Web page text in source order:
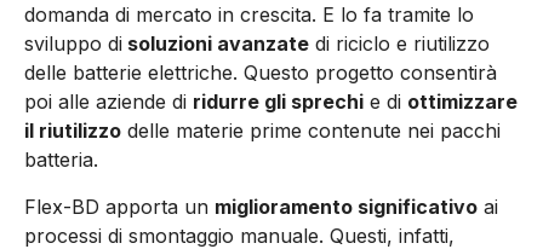
domanda di mercato in crescita. E lo fa tramite lo
sviluppo di soluzioni avanzate di riciclo e riutilizzo
delle batterie elettriche. Questo progetto consentirà
poi alle aziende di ridurre gli sprechi e di ottimizzare
il riutilizzo delle materie prime contenute nei pacchi
batteria.
Flex-BD apporta un miglioramento significativo ai
processi di smontaggio manuale. Questi, infatti,